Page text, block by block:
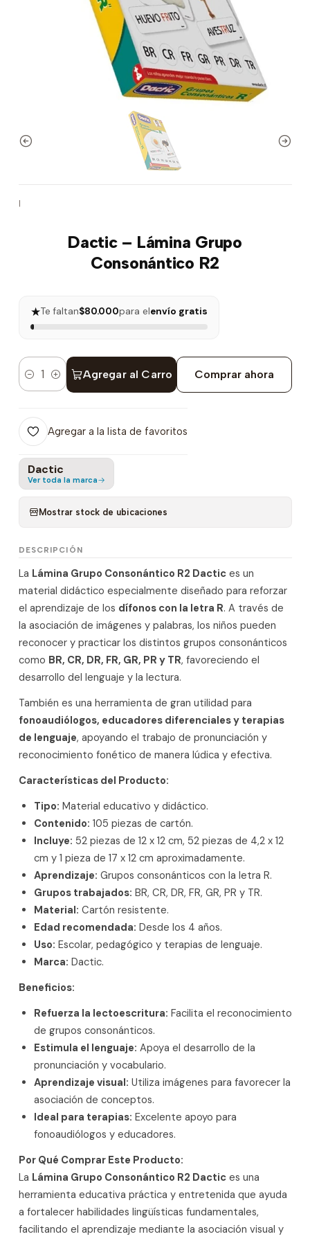
|
Dactic – Lámina Grupo
Consonántico R2
★Te faltan$80.000para elenvío gratis
Cantidad Agregar al Carro Comprar ahora
Agregar a la lista de favoritos
Dactic
Ver toda la marca
Mostrar stock de ubicaciones
DESCRIPCIÓN
La Lámina Grupo Consonántico R2 Dactices un
material didáctico especialmente diseñado para reforzar
el aprendizaje de los dífonos con la letra R. A través de
la asociación de imágenes y palabras, los niños pueden
reconocer y practicar los distintos grupos consonánticos
como BR, CR, DR, FR, GR, PR y TR, favoreciendo el
desarrollo del lenguaje y la lectura.
También es una herramienta de gran utilidad para
fonoaudiólogos, educadores diferenciales y terapias
de lenguaje, apoyando el trabajo de pronunciación y
reconocimiento fonético de manera lúdica y efectiva.
Características del Producto:
Tipo: Material educativo y didáctico.
Contenido: 105 piezas de cartón.
Incluye: 52 piezas de 12 x 12 cm, 52 piezas de 4,2 x 12
cm y 1 pieza de 17 x 12 cm aproximadamente.
Aprendizaje: Grupos consonánticos con la letra R.
Grupos trabajados: BR, CR, DR, FR, GR, PR y TR.
Material: Cartón resistente.
Edad recomendada: Desde los 4 años.
Uso: Escolar, pedagógico y terapias de lenguaje.
Marca: Dactic.
Beneficios:
Refuerza la lectoescritura: Facilita el reconocimiento
de grupos consonánticos.
Estimula el lenguaje: Apoya el desarrollo de la
pronunciación y vocabulario.
Aprendizaje visual: Utiliza imágenes para favorecer la
asociación de conceptos.
Ideal para terapias: Excelente apoyo para
fonoaudiólogos y educadores.
Por Qué Comprar Este Producto:
La Lámina Grupo Consonántico R2 Dactices una
herramienta educativa práctica y entretenida que ayuda
a fortalecer habilidades lingüísticas fundamentales,
facilitando el aprendizaje mediante la asociación visual y